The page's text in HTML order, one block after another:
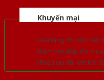
Khuyến mại
Quà tặng đồ nội thất
Giảm trực tiếp khi
Nhiều ưu đãi lớn khi